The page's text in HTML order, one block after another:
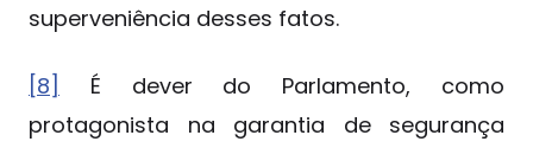
superveniência desses fatos.
[8]
É dever do Parlamento, como
protagonista na garantia de segurança